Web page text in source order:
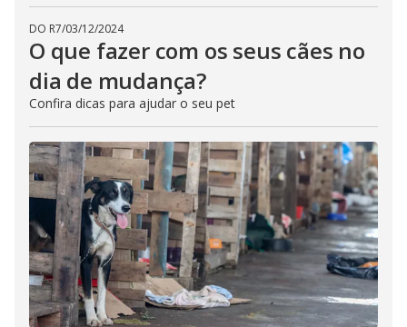
DO R7/03/12/2024
O que fazer com os seus cães no
dia de mudança?
Confira dicas para ajudar o seu pet